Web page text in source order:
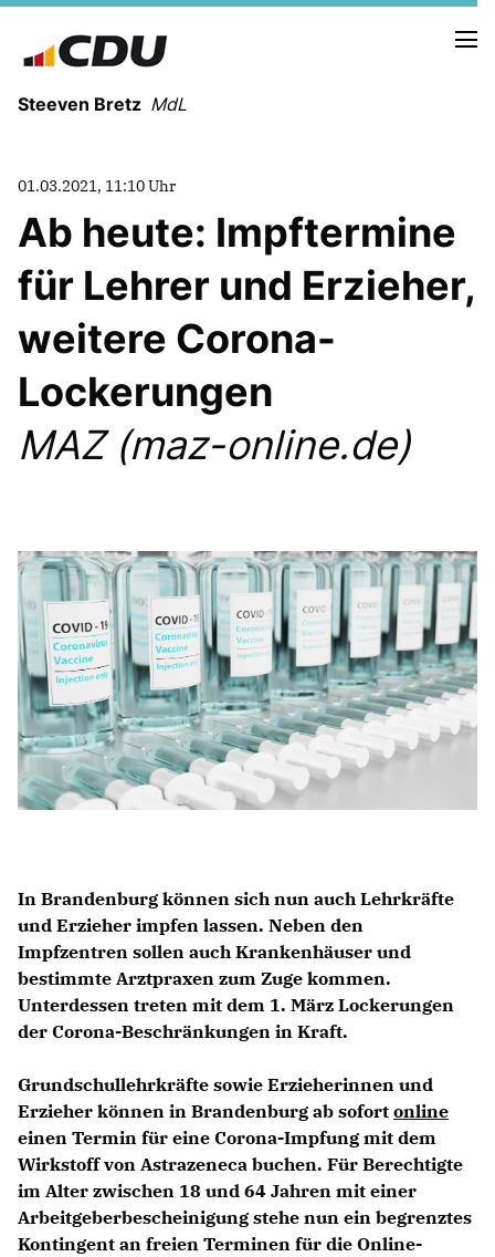
Steeven Bretz MdL
VITA
WAHLKREISBESUCHE
PRESSEFOTOS
MEIN BÜRGERBÜRO
MEIN WAHLKREIS
ZIELE
CDU Deutschland
CDU Fraktion im Brandenburger Landtag
CDU Brandenburg
CDU Potsdam
01.03.2021, 11:10 Uhr
Ab heute: Impftermine
für Lehrer und Erzieher,
weitere Corona-
Lockerungen
MAZ (maz-online.de)
In Brandenburg können sich nun auch Lehrkräfte
und Erzieher impfen lassen. Neben den
Impfzentren sollen auch Krankenhäuser und
bestimmte Arztpraxen zum Zuge kommen.
Unterdessen treten mit dem 1. März Lockerungen
der Corona-Beschränkungen in Kraft.
Grundschullehrkräfte sowie Erzieherinnen und
Erzieher können in Brandenburg ab sofort online
einen Termin für eine Corona-Impfung mit dem
Wirkstoff von Astrazeneca buchen. Für Berechtigte
im Alter zwischen 18 und 64 Jahren mit einer
Arbeitgeberbescheinigung stehe nun ein begrenztes
Kontingent an freien Terminen für die Online-